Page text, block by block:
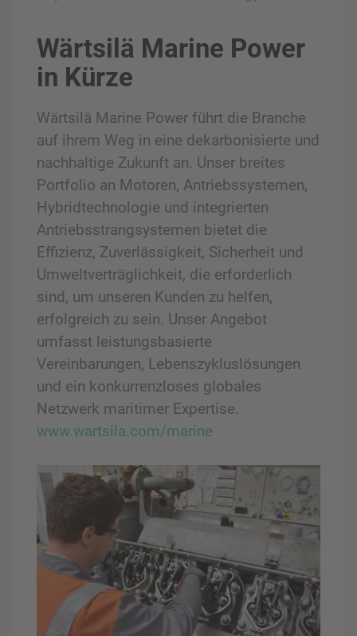
Wärtsilä Marine Power
in Kürze
Wärtsilä Marine Power führt die Branche
auf ihrem Weg in eine dekarbonisierte und
nachhaltige Zukunft an. Unser breites
Portfolio an Motoren, Antriebssystemen,
Hybridtechnologie und integrierten
Antriebsstrangsystemen bietet die
Effizienz, Zuverlässigkeit, Sicherheit und
Umweltverträglichkeit, die erforderlich
sind, um unseren Kunden zu helfen,
erfolgreich zu sein. Unser Angebot
umfasst leistungsbasierte
Vereinbarungen, Lebenszykluslösungen
und ein konkurrenzloses globales
Netzwerk maritimer Expertise.
www.wartsila.com/marine